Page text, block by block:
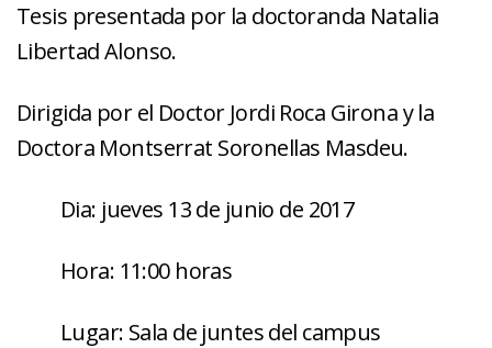
Tesis presentada por la doctoranda Natalia
Libertad Alonso.
Dirigida por el Doctor Jordi Roca Girona y la
Doctora Montserrat Soronellas Masdeu.
Dia: jueves 13 de junio de 2017
Hora: 11:00 horas
Lugar: Sala de juntes del campus